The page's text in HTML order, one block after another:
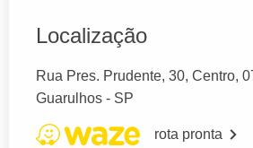
Localização
Rua Pres. Prudente, 30, Centro,
Guarulhos - SP
rota pronta